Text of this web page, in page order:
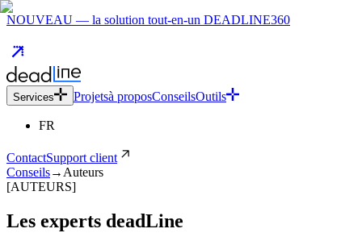
NOUVEAU — la solution tout-en-un DEADLINE360
Services Projetsà proposConseilsOutils
FR
ContactSupport client
Conseils→ Auteurs
[AUTEURS]
Les experts deadLine